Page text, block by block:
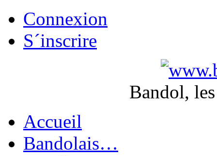
Connexion
S´inscrire
Bandol,
Accueil
Bandolais…